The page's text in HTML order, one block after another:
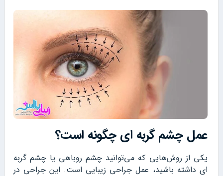
عمل چشم گربه ای چگونه است؟
یکی از روش‌هایی که می‌توانید چشم روباهی یا چشم گربه‌
ای داشته باشید، عمل جراحی زیبایی است. این جراحی در